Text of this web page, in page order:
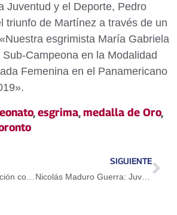
Juventud y el Deporte, Pedro
triunfo de Martínez a través de un
esgrimista María Gabriela
Campeona en la Modalidad
Femenina en el Panamericano
,esgrima,medalla de Oro,
SIGUIENTE
Nicolás Maduro Guerra: Juventud de EEUU debe venir a comprobar que otro mundo es posible